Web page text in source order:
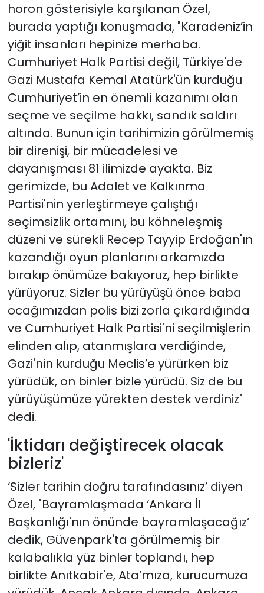
horon gösterisiyle karşılanan Özel,
burada yaptığı konuşmada, "Karadeniz’in
yiğit insanları hepinize merhaba.
Cumhuriyet Halk Partisi değil, Türkiye'de
Gazi Mustafa Kemal Atatürk'ün kurduğu
Cumhuriyet’in en önemli kazanımı olan
seçme ve seçilme hakkı, sandık saldırı
altında. Bunun için tarihimizin görülmemiş
bir direnişi, bir mücadelesi ve
dayanışması 81 ilimizde ayakta. Biz
gerimizde, bu Adalet ve Kalkınma
Partisi'nin yerleştirmeye çalıştığı
seçimsizlik ortamını, bu köhneleşmiş
düzeni ve sürekli Recep Tayyip Erdoğan'ın
kazandığı oyun planlarını arkamızda
bırakıp önümüze bakıyoruz, hep birlikte
yürüyoruz. Sizler bu yürüyüşü önce baba
ocağımızdan polis bizi zorla çıkardığında
ve Cumhuriyet Halk Partisi'ni seçilmişlerin
elinden alıp, atanmışlara verdiğinde,
Gazi'nin kurduğu Meclis’e yürürken biz
yürüdük, on binler bizle yürüdü. Siz de bu
yürüyüşümüze yürekten destek verdiniz"
dedi.
'İktidarı değiştirecek olacak
bizleriz'
‘Sizler tarihin doğru tarafındasınız’ diyen
Özel, "Bayramlaşmada ‘Ankara İl
Başkanlığı'nın önünde bayramlaşacağız’
dedik, Güvenpark'ta görülmemiş bir
kalabalıkla yüz binler toplandı, hep
birlikte Anıtkabir'e, Ata’mıza, kurucumuza